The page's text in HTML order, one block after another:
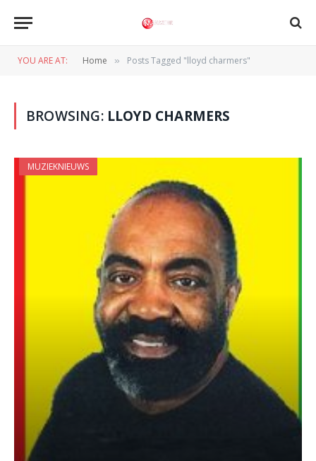
YOU ARE AT: Home » Posts Tagged "lloyd charmers"
BROWSING: LLOYD CHARMERS
MUZIEKNIEUWS